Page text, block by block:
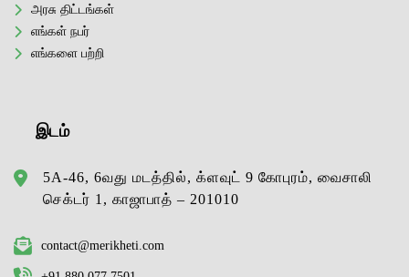
அரசு திட்டங்கள்
எங்கள் நபர்
எங்களை பற்றி
இடம்
5A-46, 6வது மடத்தில், க்ளவுட் 9 கோபுரம், வைசாலி
செக்டர் 1, காஜாபாத் – 201010
contact@merikheti.com